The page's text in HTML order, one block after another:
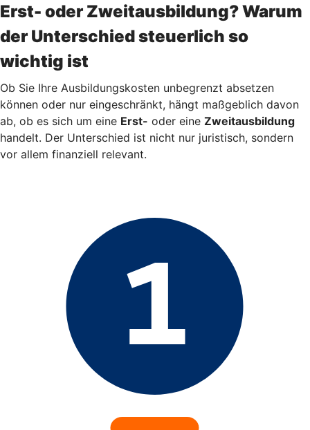
Erst- oder Zweitausbildung? Warum
der Unterschied steuerlich so
wichtig ist
Ob Sie Ihre Ausbildungskosten unbegrenzt absetzen
können oder nur eingeschränkt, hängt maßgeblich davon
ab, ob es sich um eine Erst- oder eine Zweitausbildung
handelt. Der Unterschied ist nicht nur juristisch, sondern
vor allem finanziell relevant.